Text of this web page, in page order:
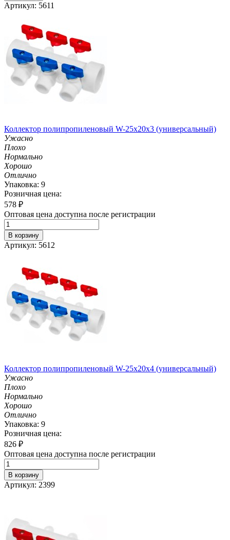
Артикул: 5611
Коллектор полипропиленовый W-25х20х3 (универсальный)
Ужасно
Плохо
Нормально
Хорошо
Отлично
Упаковка: 9
Розничная цена:
578 ₽
Оптовая цена доступна после регистрации
В корзину
Артикул: 5612
Коллектор полипропиленовый W-25х20х4 (универсальный)
Ужасно
Плохо
Нормально
Хорошо
Отлично
Упаковка: 9
Розничная цена:
826 ₽
Оптовая цена доступна после регистрации
В корзину
Артикул: 2399